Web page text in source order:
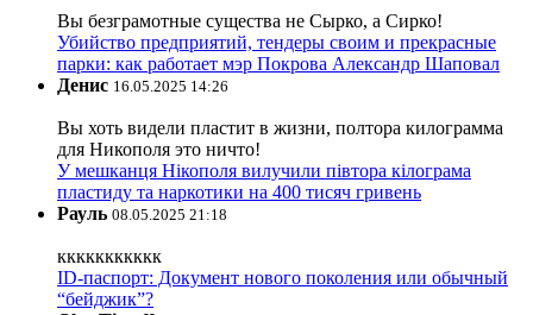
Вы безграмотные существа не Сырко, а Сирко!
Убийство предприятий, тендеры своим и прекрасные
парки: как работает мэр Покрова Александр Шаповал
Денис 16.05.2025 14:26
Вы хоть видели пластит в жизни, полтора килограмма
для Никополя это ничто!
У мешканця Нікополя вилучили півтора кілограма
пластиду та наркотики на 400 тисяч гривень
Рауль 08.05.2025 21:18
ккккккккккк
ID-паспорт: Документ нового поколения или обычный
“бейджик”?